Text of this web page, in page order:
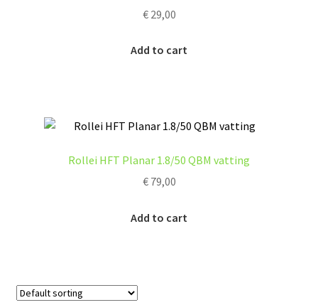
€29,00
Add to cart
Rollei HFT Planar 1.8/50 QBM vatting
€79,00
Add to cart